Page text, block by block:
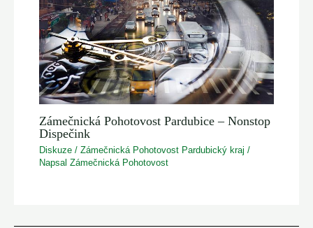
Zámečnická Pohotovost Pardubice – Nonstop
Dispečink
Diskuze /Zámečnická Pohotovost Pardubický kraj /
NapsalZámečnická Pohotovost